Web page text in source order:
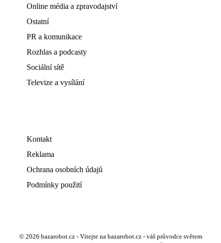
Online média a zpravodajství
Ostatní
PR a komunikace
Rozhlas a podcasty
Sociální sítě
Televize a vysílání
Kontakt
Reklama
Ochrana osobních údajů
Podmínky použití
© 2026 bazarobot.cz - Vítejte na bazarobot.cz - váš průvodce světem